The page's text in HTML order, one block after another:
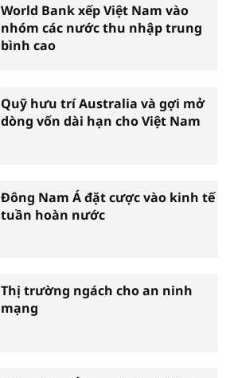
World Bank xếp Việt Nam vào
nhóm các nước thu nhập trung
bình cao
Quỹ hưu trí Australia và gợi mở
dòng vốn dài hạn cho Việt Nam
Đông Nam Á đặt cược vào kinh tế
tuần hoàn nước
Thị trường ngách cho an ninh
mạng